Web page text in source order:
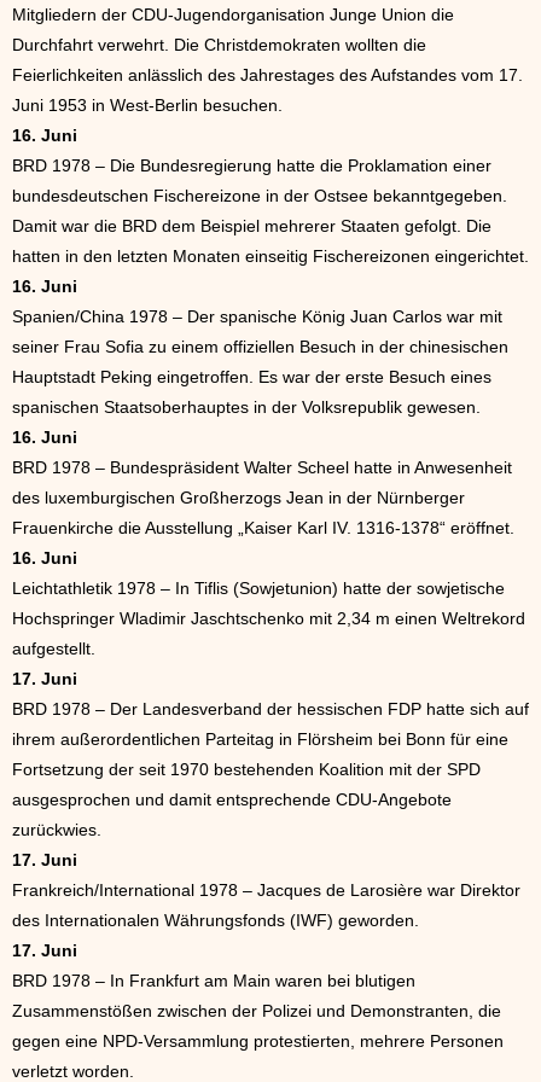
Mitgliedern der CDU-Jugendorganisation Junge Union die
Durchfahrt verwehrt. Die Christdemokraten wollten die
Feierlichkeiten anlässlich des Jahrestages des Aufstandes vom 17.
Juni 1953 in West-Berlin besuchen.
16. Juni
BRD 1978 – Die Bundesregierung hatte die Proklamation einer
bundesdeutschen Fischereizone in der Ostsee bekanntgegeben.
Damit war die BRD dem Beispiel mehrerer Staaten gefolgt. Die
hatten in den letzten Monaten einseitig Fischereizonen eingerichtet.
16. Juni
Spanien/China 1978 – Der spanische König Juan Carlos war mit
seiner Frau Sofia zu einem offiziellen Besuch in der chinesischen
Hauptstadt Peking eingetroffen. Es war der erste Besuch eines
spanischen Staatsoberhauptes in der Volksrepublik gewesen.
16. Juni
BRD 1978 – Bundespräsident Walter Scheel hatte in Anwesenheit
des luxemburgischen Großherzogs Jean in der Nürnberger
Frauenkirche die Ausstellung „Kaiser Karl IV. 1316-1378“ eröffnet.
16. Juni
Leichtathletik 1978 – In Tiflis (Sowjetunion) hatte der sowjetische
Hochspringer Wladimir Jaschtschenko mit 2,34 m einen Weltrekord
aufgestellt.
17. Juni
BRD 1978 – Der Landesverband der hessischen FDP hatte sich auf
ihrem außerordentlichen Parteitag in Flörsheim bei Bonn für eine
Fortsetzung der seit 1970 bestehenden Koalition mit der SPD
ausgesprochen und damit entsprechende CDU-Angebote
zurückwies.
17. Juni
Frankreich/International 1978 – Jacques de Larosière war Direktor
des Internationalen Währungsfonds (IWF) geworden.
17. Juni
BRD 1978 – In Frankfurt am Main waren bei blutigen
Zusammenstößen zwischen der Polizei und Demonstranten, die
gegen eine NPD-Versammlung protestierten, mehrere Personen
verletzt worden.